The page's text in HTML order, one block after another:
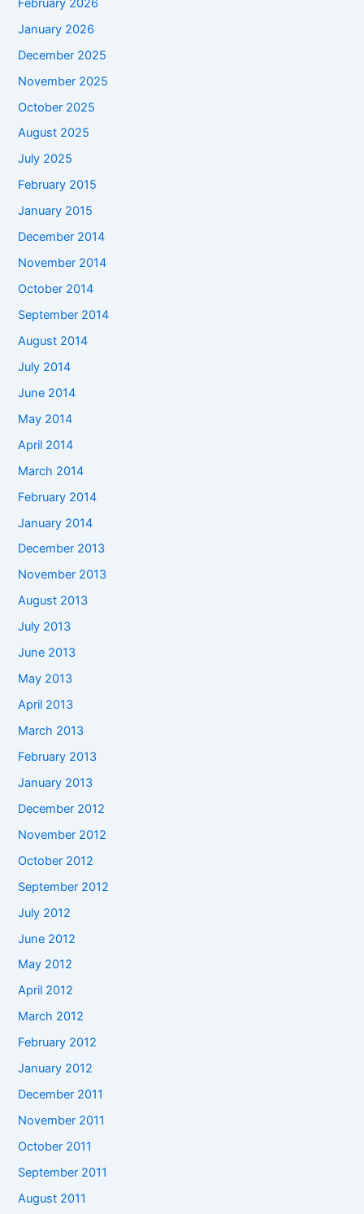
February 2026
January 2026
December 2025
November 2025
October 2025
August 2025
July 2025
February 2015
January 2015
December 2014
November 2014
October 2014
September 2014
August 2014
July 2014
June 2014
May 2014
April 2014
March 2014
February 2014
January 2014
December 2013
November 2013
August 2013
July 2013
June 2013
May 2013
April 2013
March 2013
February 2013
January 2013
December 2012
November 2012
October 2012
September 2012
July 2012
June 2012
May 2012
April 2012
March 2012
February 2012
January 2012
December 2011
November 2011
October 2011
September 2011
August 2011